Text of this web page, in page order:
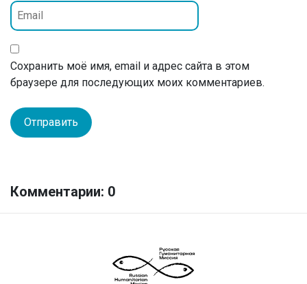
Сохранить моё имя, email и адрес сайта в этом
браузере для последующих моих комментариев.
Комментарии: 0